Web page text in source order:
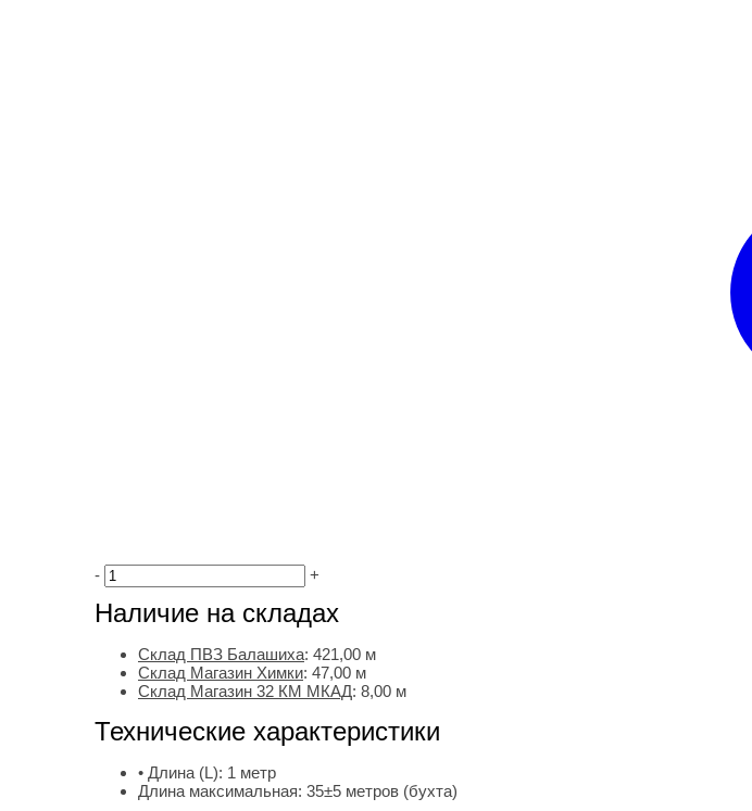
- +
Наличие на складах
Склад ПВЗ Балашиха: 421,00 м
Склад Магазин Химки: 47,00 м
Склад Магазин 32 КМ МКАД: 8,00 м
Технические характеристики
• Длина (L): 1 метр
Длина максимальная: 35±5 метров (бухта)